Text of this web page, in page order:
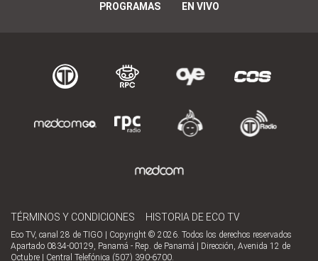
PROGRAMAS EN VIVO
TÉRMINOS Y CONDICIONES HISTORIA DE ECO TV
Eco TV, canal 28 de TIGO | Copyright © 2026. Todos los derechos reservados
Apartado 0834-00129, Panamá - Rep. de Panamá | Dirección, Avenida 12 de
Octubre | Central Telefónica (507) 390-6700.